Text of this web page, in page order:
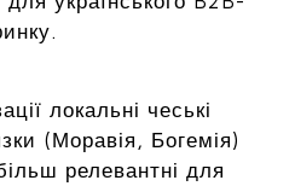
локальні чеські
(Моравія, Богемія)
релевантні для